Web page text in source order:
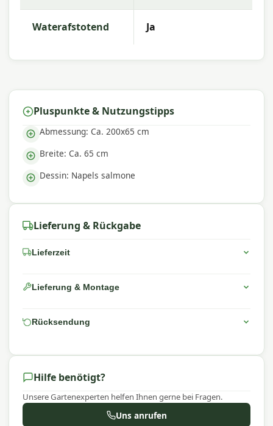
MitMadison wählen Sie hochwertige
Gartenkissen mit ausgezeichneter Farbechtheit
und Komfort. Die Kollektion zeichnet sich durch
trendige Designs, langlebige Materialien und eine
komfortablen Außenbereich.
Waterafstotend Ja
Pluspunkte & Nutzungstipps
Abmessung: Ca. 200x65 cm
Breite: Ca. 65 cm
Dessin: Napels salmone
Lieferung & Rückgabe
Lieferzeit
Lieferung & Montage
Rücksendung
Hilfe benötigt?
Unsere Gartenexperten helfen Ihnen gerne bei Fragen.
Uns anrufen